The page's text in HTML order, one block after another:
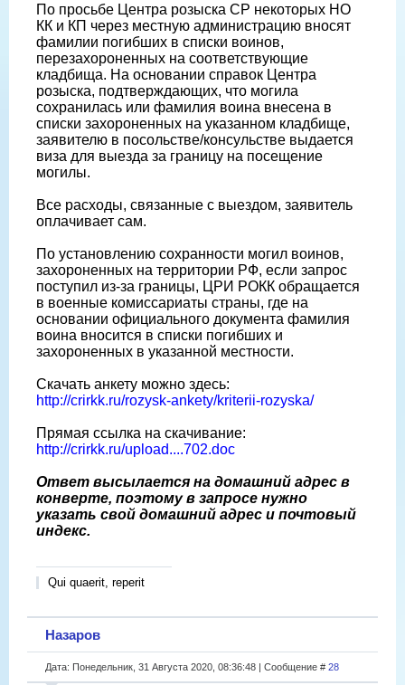
По просьбе Центра розыска СР некоторых НО
КК и КП через местную администрацию вносят
фамилии погибших в списки воинов,
перезахороненных на соответствующие
кладбища. На основании справок Центра
розыска, подтверждающих, что могила
сохранилась или фамилия воина внесена в
списки захороненных на указанном кладбище,
заявителю в посольстве/консульстве выдается
виза для выезда за границу на посещение
могилы.
Все расходы, связанные с выездом, заявитель
оплачивает сам.
По установлению сохранности могил воинов,
захороненных на территории РФ, если запрос
поступил из-за границы, ЦРИ РОКК обращается
в военные комиссариаты страны, где на
основании официального документа фамилия
воина вносится в списки погибших и
захороненных в указанной местности.
Скачать анкету можно здесь:
http://crirkk.ru/rozysk-ankety/kriterii-rozyska/
Прямая ссылка на скачивание:
http://crirkk.ru/upload....702.doc
Ответ высылается на домашний адрес в
конверте, поэтому в запросе нужно
указать свой домашний адрес и почтовый
индекс.
Qui quaerit, reperit
Назаров
Дата: Понедельник, 31 Августа 2020, 08:36:48 | Сообщение # 28